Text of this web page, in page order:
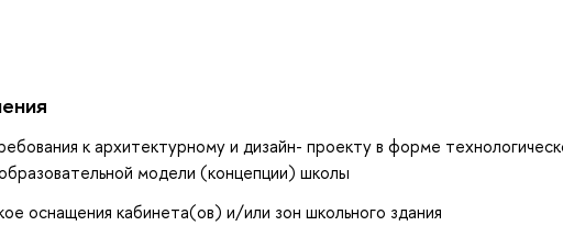
к архитектурному и дизайн- проекту в форме
модели (концепции) школы
оснащения кабинета(ов) и/или зон школьного здания